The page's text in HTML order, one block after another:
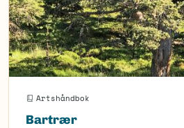
Artshåndbok
Bartrær